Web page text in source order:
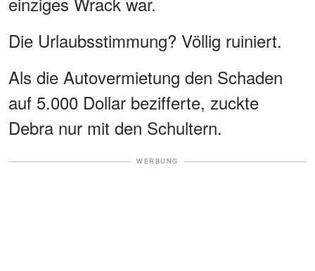
Die Urlaubsstimmung? Völlig ruiniert.
Als die Autovermietung den Schaden
auf 5.000 Dollar bezifferte, zuckte
Debra nur mit den Schultern.
WERBUNG